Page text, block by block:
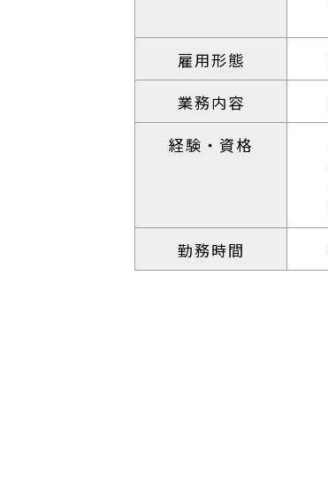
雇用形態
業務内容
経験 ・資格
勤務時間